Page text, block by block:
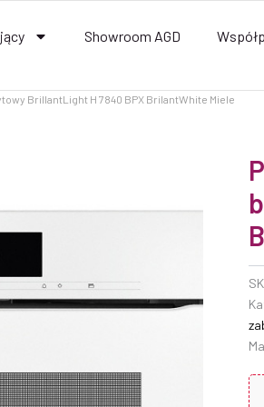
Showroom AGD
BrillantLight H 7840 BPX BrilantWhite Miele